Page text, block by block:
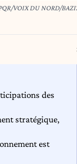
VOIX DU NORD/
des
stratégique,
est